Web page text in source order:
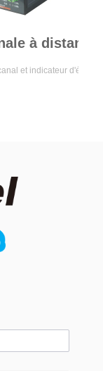
Unité terminale à distance ARTU-K32
d'état de